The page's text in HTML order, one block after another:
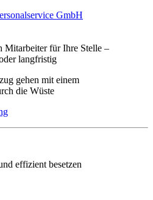
Mitarbeiter für Ihre Stelle –
langfristig
effizient besetzen